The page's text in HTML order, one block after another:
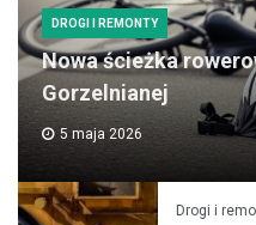
DROGI I REMONTY
Nowa ścieżka
Gorzelnianej
5 maja 2026
Drogi i